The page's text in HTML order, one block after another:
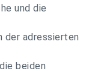
und die
der adressierten
beiden